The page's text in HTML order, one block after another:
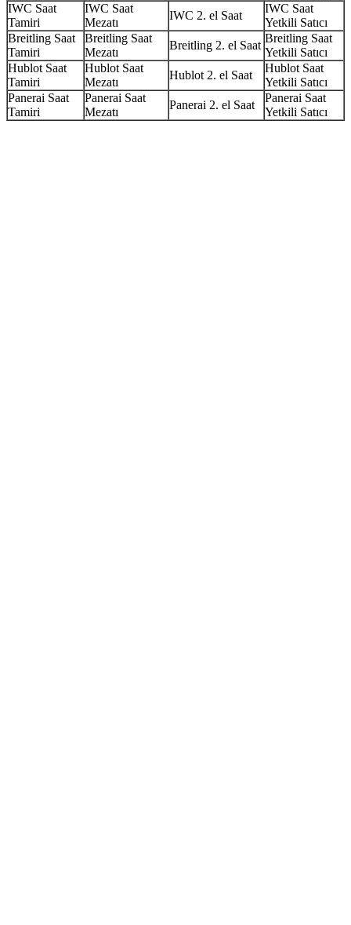
IWC Saat
Tamiri
IWC Saat
Mezatı
IWC 2. el Saat
IWC Saat
Yetkili Satıcı
Breitling Saat
Tamiri
Breitling Saat
Mezatı
Breitling 2. el Saat
Breitling Saat
Yetkili Satıcı
Hublot Saat
Tamiri
Hublot Saat
Mezatı
Hublot 2. el Saat
Hublot Saat
Yetkili Satıcı
Panerai Saat
Tamiri
Panerai Saat
Mezatı
Panerai 2. el Saat
Panerai Saat
Yetkili Satıcı